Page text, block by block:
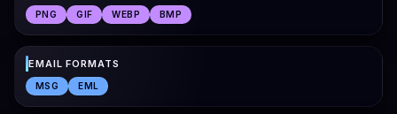
PNG GIF WEBP BMP
EMAIL FORMATS
MSG EML